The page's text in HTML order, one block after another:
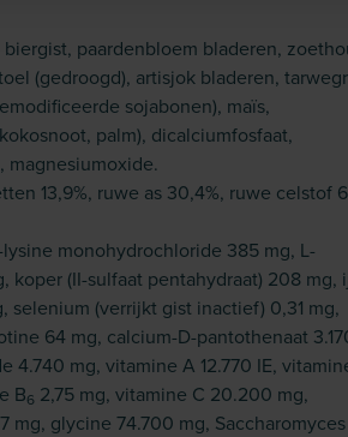
paardenbloem bladeren,
(gedroogd), artisjok bladeren,
sojabonen), maïs,
palm), dicalciumfosfaat,
magnesiumoxide.
13,9%, ruwe as 30,4%, ruwe celstof
monohydrochloride 385 mg, L-
koper (II-sulfaat pentahydraat) 208 mg,
selenium (verrijkt gist inactief) 0,31 mg,
64 mg, calcium-D-pantothenaat
4.740 mg, vitamine A 12.770 IE,
B6 2,75 mg, vitamine C 20.200 mg,
mg, glycine 74.700 mg, Saccharomyces